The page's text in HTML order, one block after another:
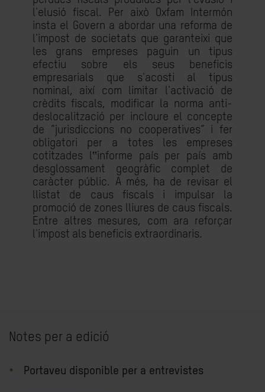
l'elusió fiscal. Per això Oxfam Intermón
insta el Govern a abordar una reforma de
l'impost de societats que garanteixi que
les grans empreses paguin un tipus
efectiu sobre els seus beneficis
empresarials que s'acosti al tipus
nominal, així com limitar l'activació de
crèdits fiscals, modificar la norma anti-
deslocalització per incloure el concepte
de “jurisdiccions no cooperatives” i fer
obligatori per a totes les empreses
cotitzades l‟informe país per país amb
desglossament geogràfic complet de
caràcter públic. A més, ha de revisar el
llistat de caus fiscals i impulsar la
promoció de zones lliures de caus fiscals.
Entre altres mesures, com ara reforçar
l'impost als beneficis extraordinaris.
Notes per a edició
Portaveu disponible per a entrevistes